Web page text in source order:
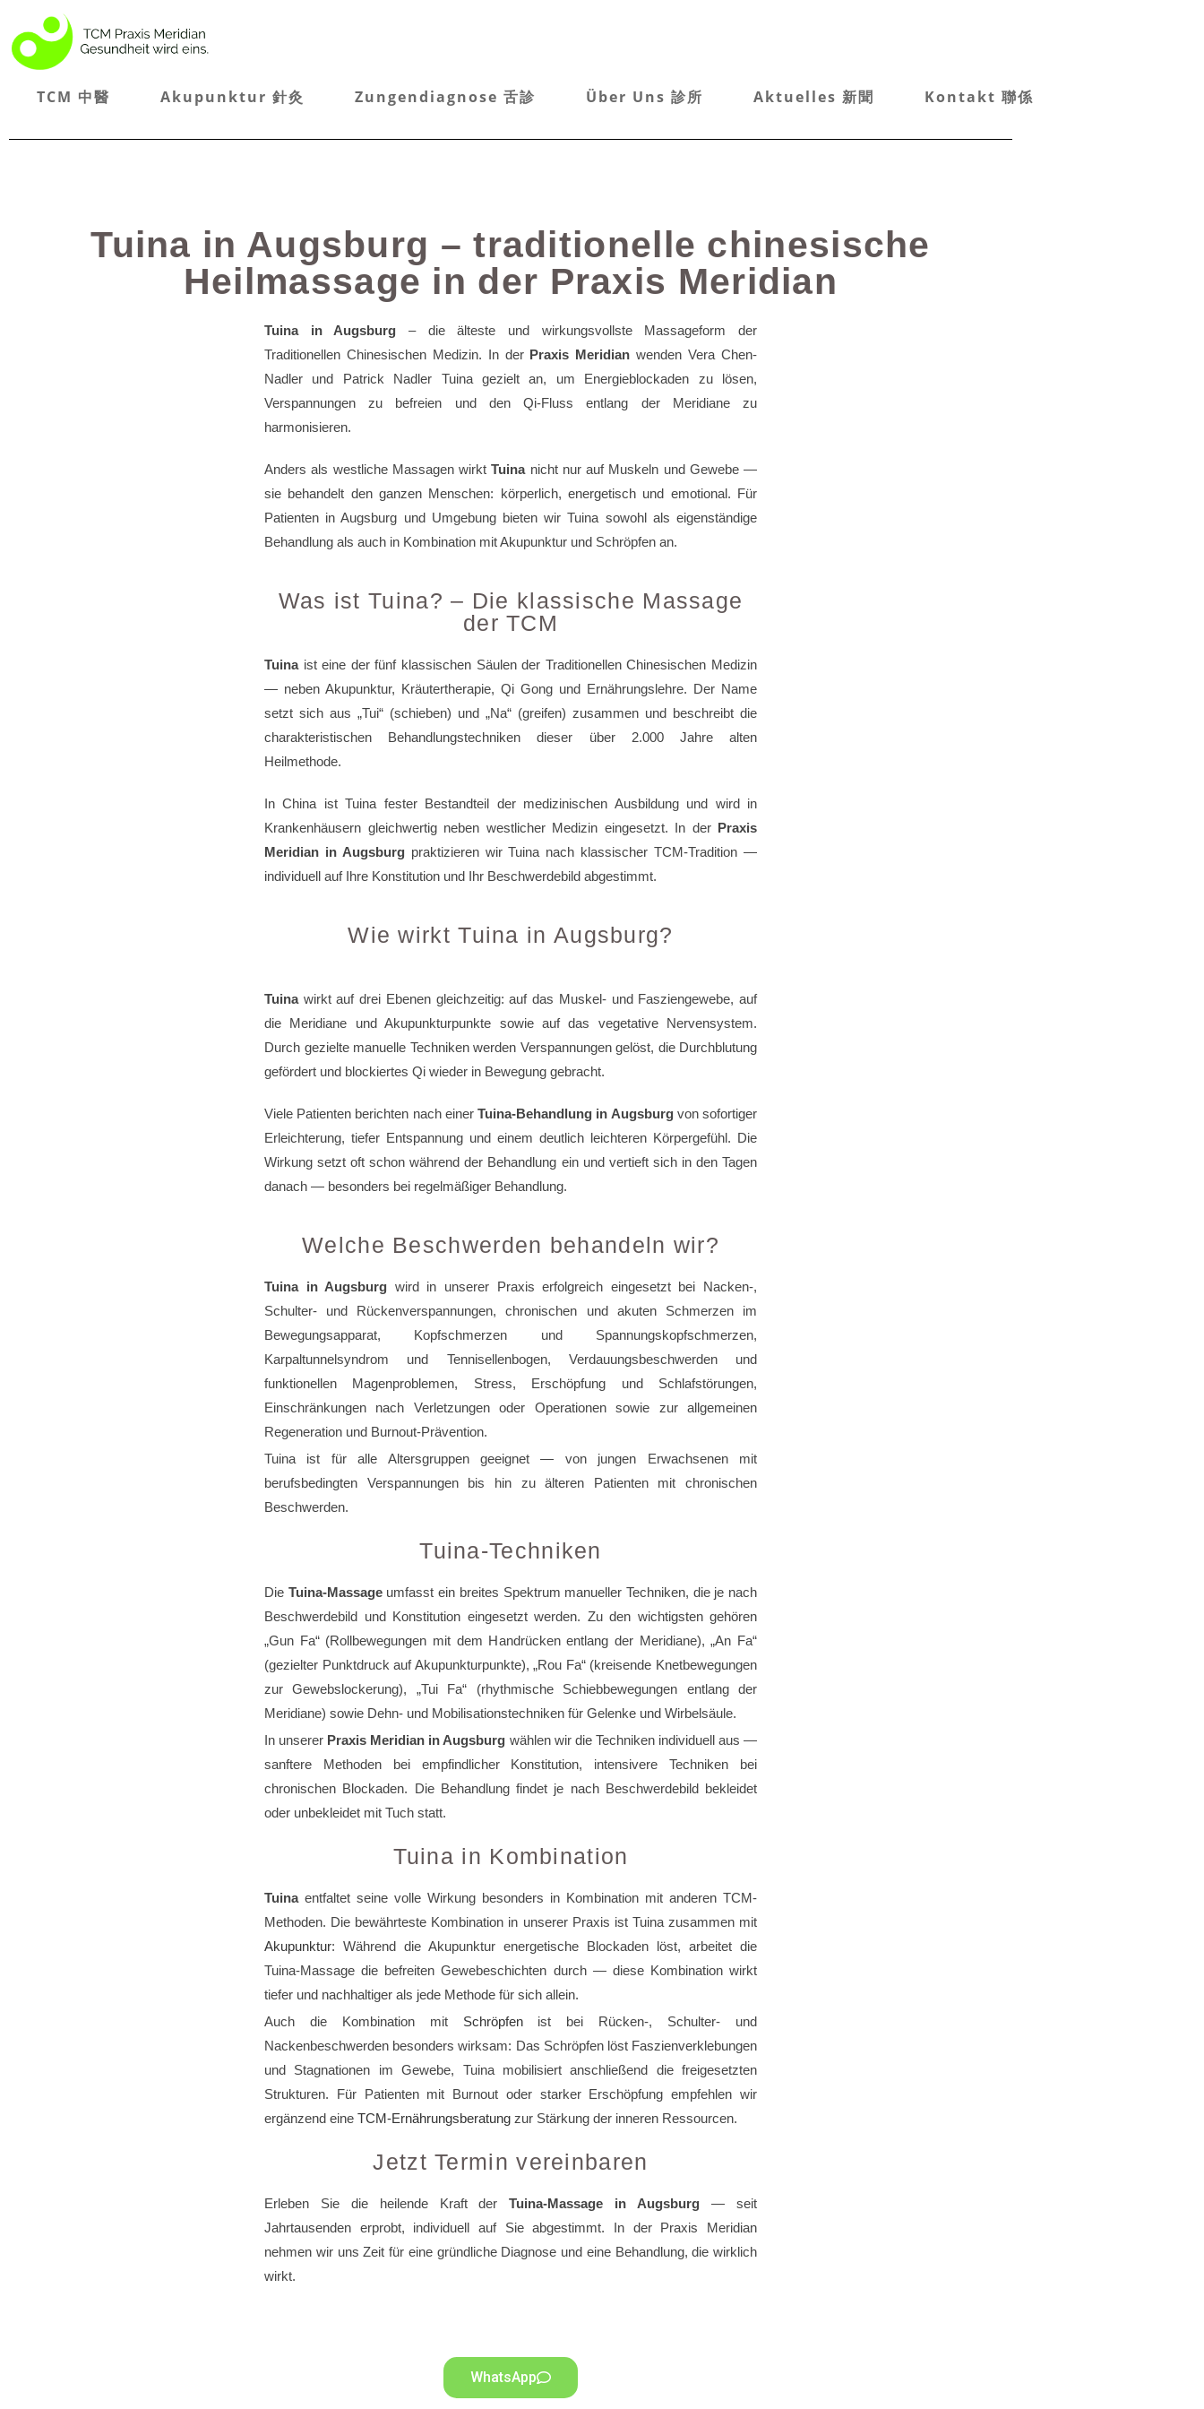
TCM 中醫 Akupunktur 針灸 Zungendiagnose 舌診 Über Uns 診所 Aktuelles 新聞 Kontakt 聯係
Tuina in Augsburg – traditionelle chinesische
Heilmassage in der Praxis Meridian
Tuina in Augsburg – die älteste und wirkungsvollste Massageform der
Traditionellen Chinesischen Medizin. In der Praxis Meridian wenden Vera Chen-
Nadler und Patrick Nadler Tuina gezielt an, um Energieblockaden zu lösen,
Verspannungen zu befreien und den Qi-Fluss entlang der Meridiane zu
harmonisieren.
Anders als westliche Massagen wirktTuinanicht nur auf Muskeln und Gewebe —
sie behandelt den ganzen Menschen: körperlich, energetisch und emotional. Für
Patienten in Augsburg und Umgebung bieten wir Tuina sowohl als eigenständige
Behandlung als auch in Kombination mit Akupunktur und Schröpfen an.
Was ist Tuina? – Die klassische Massage
der TCM
Tuinaist eine der fünf klassischen Säulen der Traditionellen Chinesischen Medizin
— neben Akupunktur, Kräutertherapie, Qi Gong und Ernährungslehre. Der Name
setzt sich aus „Tui“ (schieben) und „Na“ (greifen) zusammen und beschreibt die
charakteristischen Behandlungstechniken dieser über 2.000 Jahre alten
Heilmethode.
In China ist Tuina fester Bestandteil der medizinischen Ausbildung und wird in
Krankenhäusern gleichwertig neben westlicher Medizin eingesetzt. In der Praxis
Meridian in Augsburgpraktizieren wir Tuina nach klassischer TCM-Tradition —
individuell auf Ihre Konstitution und Ihr Beschwerdebild abgestimmt.
Wie wirkt Tuina in Augsburg?
Tuinawirkt auf drei Ebenen gleichzeitig: auf das Muskel- und Fasziengewebe, auf
die Meridiane und Akupunkturpunkte sowie auf das vegetative Nervensystem.
Durch gezielte manuelle Techniken werden Verspannungen gelöst, die Durchblutung
gefördert und blockiertes Qi wieder in Bewegung gebracht.
Viele Patienten berichten nach einerTuina-Behandlung in Augsburgvon sofortiger
Erleichterung, tiefer Entspannung und einem deutlich leichteren Körpergefühl. Die
Wirkung setzt oft schon während der Behandlung ein und vertieft sich in den Tagen
danach — besonders bei regelmäßiger Behandlung.
Welche Beschwerden behandeln wir?
Tuina in Augsburg wird in unserer Praxis erfolgreich eingesetzt bei Nacken-,
Schulter- und Rückenverspannungen, chronischen und akuten Schmerzen im
Bewegungsapparat, Kopfschmerzen und Spannungskopfschmerzen,
Karpaltunnelsyndrom und Tennisellenbogen, Verdauungsbeschwerden und
funktionellen Magenproblemen, Stress, Erschöpfung und Schlafstörungen,
Einschränkungen nach Verletzungen oder Operationen sowie zur allgemeinen
Regeneration und Burnout-Prävention.
Tuina ist für alle Altersgruppen geeignet — von jungen Erwachsenen mit
berufsbedingten Verspannungen bis hin zu älteren Patienten mit chronischen
Beschwerden.
Tuina-Techniken
Die Tuina-Massageumfasst ein breites Spektrum manueller Techniken, die je nach
Beschwerdebild und Konstitution eingesetzt werden. Zu den wichtigsten gehören
„Gun Fa“ (Rollbewegungen mit dem Handrücken entlang der Meridiane), „An Fa“
(gezielter Punktdruck auf Akupunkturpunkte), „Rou Fa“ (kreisende Knetbewegungen
zur Gewebslockerung), „Tui Fa“ (rhythmische Schiebbewegungen entlang der
Meridiane) sowie Dehn- und Mobilisationstechniken für Gelenke und Wirbelsäule.
In unserer Praxis Meridian in Augsburg wählen wir die Techniken individuell aus —
sanftere Methoden bei empfindlicher Konstitution, intensivere Techniken bei
chronischen Blockaden. Die Behandlung findet je nach Beschwerdebild bekleidet
oder unbekleidet mit Tuch statt.
Tuina in Kombination
Tuinaentfaltet seine volle Wirkung besonders in Kombination mit anderen TCM-
Methoden. Die bewährteste Kombination in unserer Praxis ist Tuina zusammen mit
Akupunktur: Während die Akupunktur energetische Blockaden löst, arbeitet die
Tuina-Massage die befreiten Gewebeschichten durch — diese Kombination wirkt
tiefer und nachhaltiger als jede Methode für sich allein.
Auch die Kombination mit Schröpfenist bei Rücken-, Schulter- und
Nackenbeschwerden besonders wirksam: Das Schröpfen löst Faszienverklebungen
und Stagnationen im Gewebe, Tuina mobilisiert anschließend die freigesetzten
Strukturen. Für Patienten mit Burnout oder starker Erschöpfung empfehlen wir
ergänzend eine TCM-Ernährungsberatung zur Stärkung der inneren Ressourcen.
Jetzt Termin vereinbaren
Erleben Sie die heilende Kraft derTuina-Massage in Augsburg — seit
Jahrtausenden erprobt, individuell auf Sie abgestimmt. In der Praxis Meridian
nehmen wir uns Zeit für eine gründliche Diagnose und eine Behandlung, die wirklich
wirkt.
WhatsApp